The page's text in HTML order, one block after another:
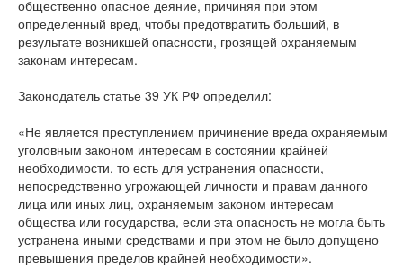
общественно опасное деяние, причиняя при этом
определенный вред, чтобы предотвратить больший, в
результате возникшей опасности, грозящей охраняемым
законам интересам.
Законодатель статье 39 УК РФ определил:
«Не является преступлением причинение вреда охраняемым
уголовным законом интересам в состоянии крайней
необходимости, то есть для устранения опасности,
непосредственно угрожающей личности и правам данного
лица или иных лиц, охраняемым законом интересам
общества или государства, если эта опасность не могла быть
устранена иными средствами и при этом не было допущено
превышения пределов крайней необходимости».